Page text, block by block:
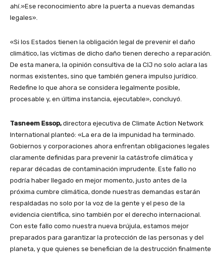
ahí.»Ese reconocimiento abre la puerta a nuevas demandas
legales».
«Si los Estados tienen la obligación legal de prevenir el daño
climático, las víctimas de dicho daño tienen derecho a reparación.
De esta manera, la opinión consultiva de la CIJ no solo aclara las
normas existentes, sino que también genera impulso jurídico.
Redefine lo que ahora se considera legalmente posible,
procesable y, en última instancia, ejecutable», concluyó.
Tasneem Essop,directora ejecutiva de Climate Action Network
International planteó: «La era de la impunidad ha terminado.
Gobiernos y corporaciones ahora enfrentan obligaciones legales
claramente definidas para prevenir la catástrofe climática y
reparar décadas de contaminación imprudente. Este fallo no
podría haber llegado en mejor momento, justo antes de la
próxima cumbre climática, donde nuestras demandas estarán
respaldadas no solo por la voz de la gente y el peso de la
evidencia científica, sino también por el derecho internacional.
Con este fallo como nuestra nueva brújula, estamos mejor
preparados para garantizar la protección de las personas y del
planeta, y que quienes se benefician de la destrucción finalmente